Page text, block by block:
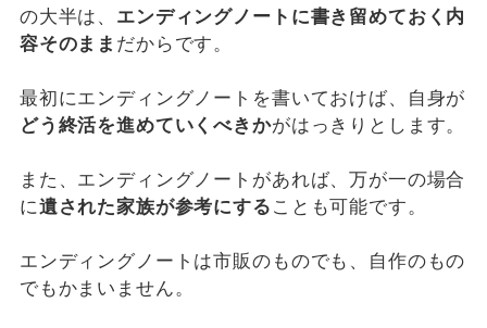
の大半は、 エンディングノートに書き留めておく内
容そのまま だからです。
最初にエンディングノートを書いておけば、自身が
どう終活を進めていくべきかがはっきりとします。
また、エンディングノートがあれば、万が一の場合
に遺された家族が参考にする ことも可能です。
エンディングノートは市販のものでも、自作のもの
でもかまいません。